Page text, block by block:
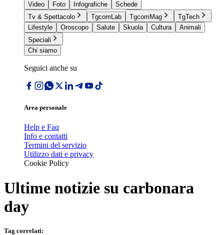
Video
Foto Infografiche
Schede
Tv & Spettacolo
TgcomLab TgcomMag
TgTech
Lifestyle
Oroscopo Salute Skuola Cultura
Animali
Speciali
Chi siamo
Seguici anche su
Area personale
Help e Faq
Info e contatti
Termini del servizio
Utilizzo dati e privacy
Cookie Policy
Ultime notizie su carbonara
day
Tag correlati: